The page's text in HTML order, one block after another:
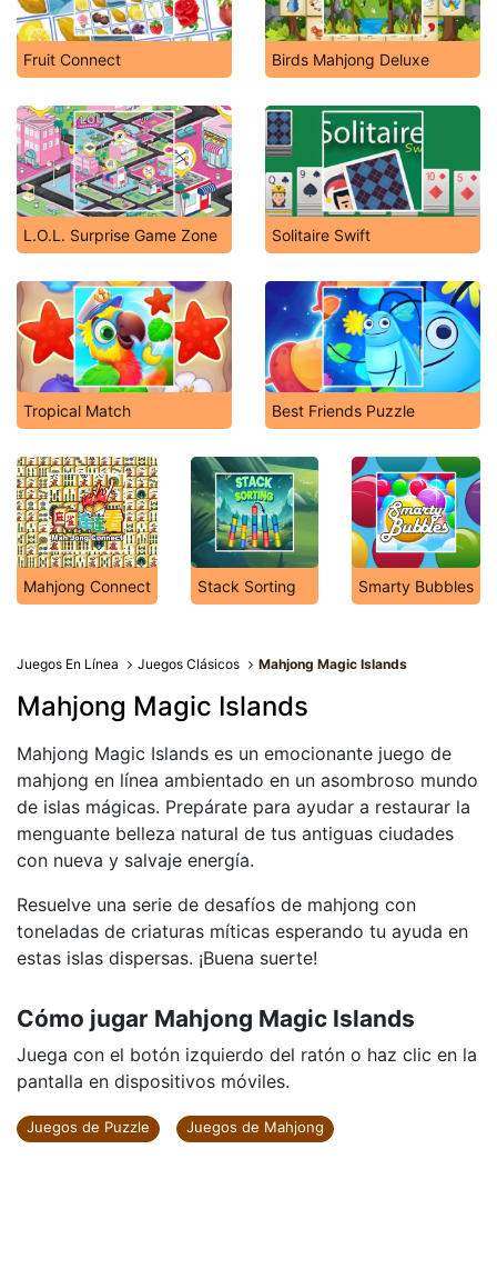
Fruit Connect Birds Mahjong Deluxe
L.O.L. Surprise Game Zone Solitaire Swift
Tropical Match Best Friends Puzzle
Mahjong Connect Stack Sorting Smarty Bubbles
Juegos En Línea Juegos Clásicos Mahjong Magic Islands
Mahjong Magic Islands
Mahjong Magic Islands es un emocionante juego de
mahjong en línea ambientado en un asombroso mundo
de islas mágicas. Prepárate para ayudar a restaurar la
menguante belleza natural de tus antiguas ciudades
con nueva y salvaje energía.
Resuelve una serie de desafíos de mahjong con
toneladas de criaturas míticas esperando tu ayuda en
estas islas dispersas. ¡Buena suerte!
Cómo jugar Mahjong Magic Islands
Juega con el botón izquierdo del ratón o haz clic en la
pantalla en dispositivos móviles.
Juegos de Puzzle Juegos de Mahjong